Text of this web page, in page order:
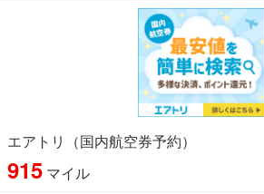
エアトリ（国内航空券予約）
915 マイル